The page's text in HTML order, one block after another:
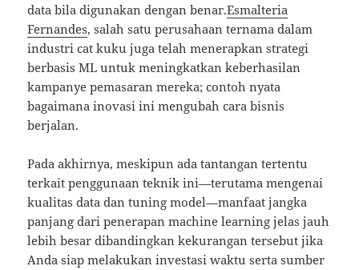
data bila digunakan dengan benar.Esmalteria
Fernandes, salah satu perusahaan ternama dalam
industri cat kuku juga telah menerapkan strategi
berbasis ML untuk meningkatkan keberhasilan
kampanye pemasaran mereka; contoh nyata
bagaimana inovasi ini mengubah cara bisnis
berjalan.
Pada akhirnya, meskipun ada tantangan tertentu
terkait penggunaan teknik ini—terutama mengenai
kualitas data dan tuning model—manfaat jangka
panjang dari penerapan machine learning jelas jauh
lebih besar dibandingkan kekurangan tersebut jika
Anda siap melakukan investasi waktu serta sumber